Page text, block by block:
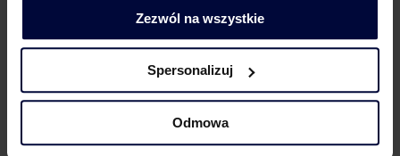
Zezwól na wszystkie
Spersonalizuj
Odmowa
(karty paliwowej) pozwalającego nabyć towar.
To wybitnie nieprecyzyjnie określone kryteria.
Co jednak ważne, to fakt, że jeśli co najmniej jedno
z powyższych kryteriów nie zostanie spełnione wówczas
transakcje pomiędzy operatorem stacji, emitentem karty
i posiadaczem karty –będą w dalszym ciągu